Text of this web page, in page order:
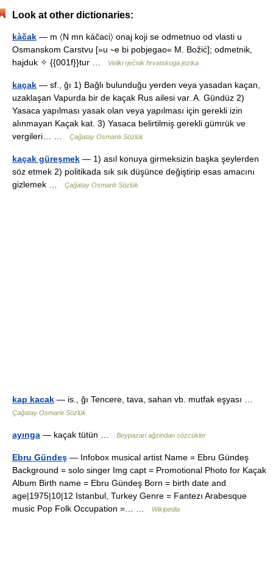
Look at other dictionaries:
kàčak — m 〈N mn kàčaci〉 onaj koji se odmetnuo od vlasti u
Osmanskom Carstvu [»u ∼e bi pobjegao« M. Božić]; odmetnik,
hajduk ✧ {{001f}}tur …
Veliki rječnik hrvatskoga jezika
kaçak — sf., ğı 1) Bağlı bulunduğu yerden veya yasadan kaçan,
uzaklaşan Vapurda bir de kaçak Rus ailesi var. A. Gündüz 2)
Yasaca yapılması yasak olan veya yapılması için gerekli izin
alınmayan Kaçak kat. 3) Yasaca belirtilmiş gerekli gümrük ve
vergileri… …
Çağatay Osmanlı Sözlük
kaçak güreşmek — 1) asıl konuya girmeksizin başka şeylerden
söz etmek 2) politikada sık sık düşünce değiştirip esas amacını
gizlemek …
Çağatay Osmanlı Sözlük
kap kacak — is., ğı Tencere, tava, sahan vb. mutfak eşyası …
Çağatay Osmanlı Sözlük
ayınga — kaçak tütün … Beypazari ağzindan sözcükler
Ebru Gündeş — Infobox musical artist Name = Ebru Gündeş
Background = solo singer Img capt = Promotional Photo for Kaçak
Album Birth name = Ebru Gündeş Born = birth date and
age|1975|10|12 Istanbul, Turkey Genre = Fantezı Arabesque
music Pop Folk Occupation =… …
Wikipedia